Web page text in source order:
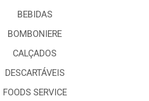
BEBIDAS
BOMBONIERE
CALÇADOS
DESCARTÁVEIS
FOODS SERVICE